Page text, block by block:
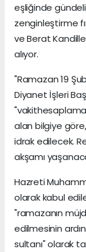
eşliğinde
zenginleştirme
ve Berat
alıyor.
"Ramazan 19
Diyanet İşleri
alan bilgiye
idrak edilecek.
akşamı
Hazreti
olarak kabul
"ramazanın
edilmesinin
sultanı" olarak